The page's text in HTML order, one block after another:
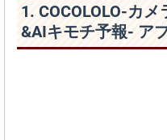
1. COCOLOLO-カ
&AIキモチ予報- ア